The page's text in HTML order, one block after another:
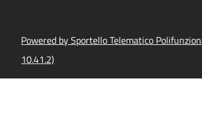
Powered by Sportello Telematico
10.41.2)